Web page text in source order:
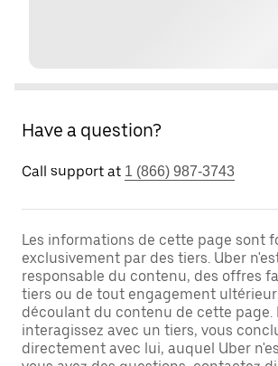
Have a question?
Call support at 1 (866) 987-3743
Les informations de cette page sont
exclusivement par des tiers. Uber
responsable du contenu, des offres
tiers ou de tout engagement
découlant du contenu de cette page.
interagissez avec un tiers, vous
directement avec lui, auquel Uber